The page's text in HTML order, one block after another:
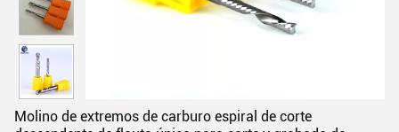
Molino de extremos de carburo espiral de corte